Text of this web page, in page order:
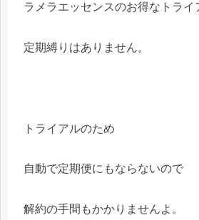
ラメラエッセンスのお得なトライ
定期縛りはありません。
トライアルのため
自動で定期便にもならないので
解約の手間もかかりませんよ。